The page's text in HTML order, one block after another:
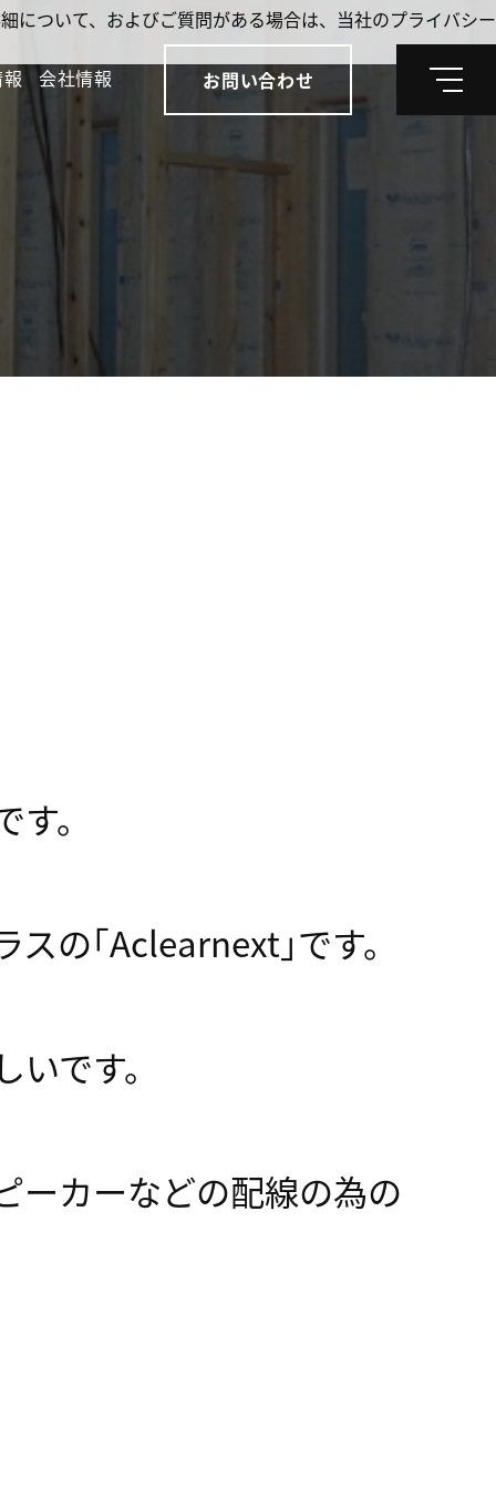
会社情報 お問い合わせ
メ
。
の｢Aclearnext｣です。
です。
ーカーなどの配線の為の
について、およびご質問がある場合は、当社のプライバシー